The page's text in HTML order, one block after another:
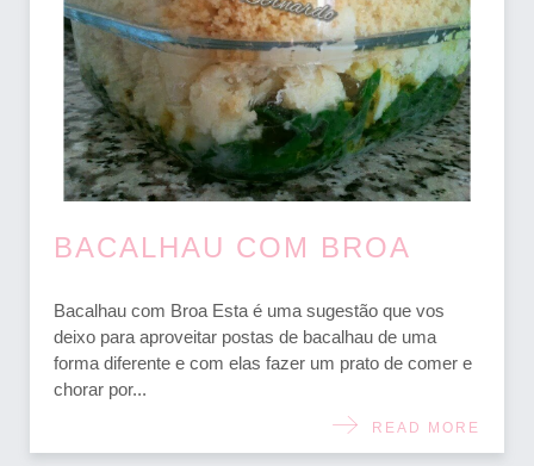
BACALHAU COM BROA
Bacalhau com Broa Esta é uma sugestão que vos
deixo para aproveitar postas de bacalhau de uma
forma diferente e com elas fazer um prato de comer e
chorar por...
READ MORE